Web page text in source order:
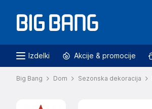
Izdelki Akcije & promocije
Big Bang Dom Sezonska dekoracija